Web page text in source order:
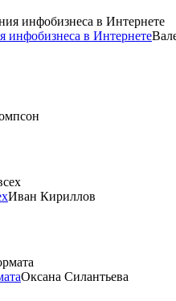
инфобизнеса в Интернете
Иван Кириллов
Оксана Силантьева